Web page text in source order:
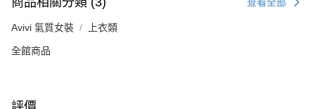
Avivi 氣質女裝 上衣類
全館商品